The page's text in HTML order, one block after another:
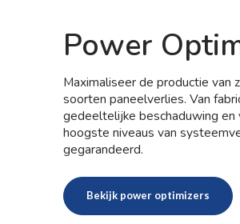
Power
Maximaliseer de productie van
soorten paneelverlies. Van
gedeeltelijke beschaduwing
hoogste niveaus van
gegarandeerd.
Bekijk power optimizers